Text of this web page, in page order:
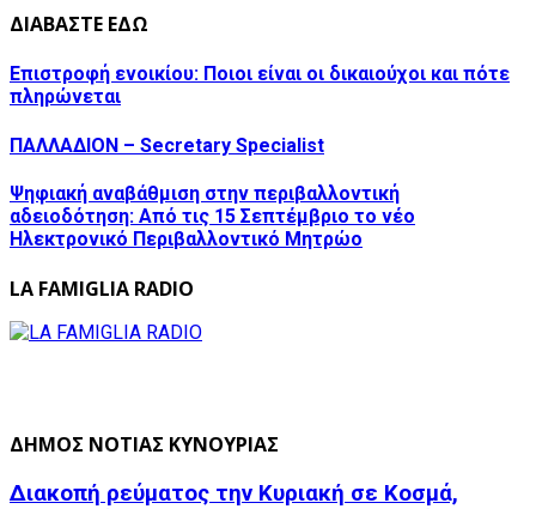
ΔΙΑΒΑΣΤΕ ΕΔΩ
Επιστροφή ενοικίου: Ποιοι είναι οι δικαιούχοι και πότε
πληρώνεται
ΠΑΛΛΑΔΙΟΝ – Secretary Specialist
Ψηφιακή αναβάθμιση στην περιβαλλοντική
αδειοδότηση: Από τις 15 Σεπτέμβριο το νέο
Ηλεκτρονικό Περιβαλλοντικό Μητρώο
LA FAMIGLIA RADIO
ΔΗΜΟΣ ΝΟΤΙΑΣ ΚΥΝΟΥΡΙΑΣ
Διακοπή ρεύματος την Κυριακή σε Κοσμά,